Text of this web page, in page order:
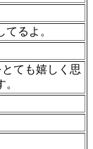
るよ。
ても嬉しく思